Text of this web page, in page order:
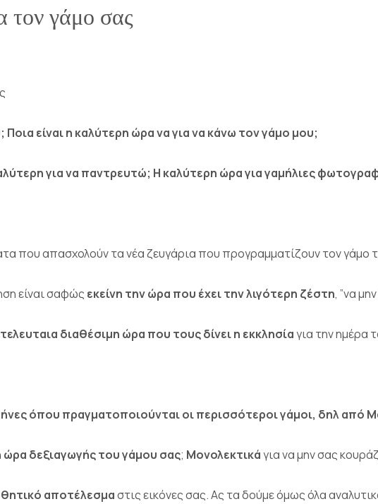
τον γάμο σας
είναι η καλύτερη ώρα να για να κάνω τον γάμο μου;
για να παντρευτώ; Η καλύτερη ώρα για γαμήλιες
που απασχολούν τα νέα ζευγάρια που προγραμματίζουν τον γάμο
είναι σαφώς εκείνη την ώρα που έχει την λιγότερη ζέστη, ”να μην
διαθέσιμη ώρα που τους δίνει η εκκλησίαγια την ημέρα
όπου πραγματοποιούνται οι περισσότεροι γάμοι, δηλ από
ώρα δεξιαγωγής του γάμου σας; Μονολεκτικάγια να μην σας
αποτέλεσμαστις εικόνες σας. Ας τα δούμε όμως όλα